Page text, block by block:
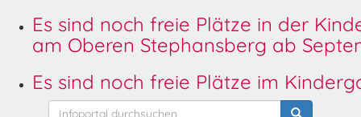
Es sind noch freie Plätze in der
am Oberen Stephansberg ab
Es sind noch freie Plätze im